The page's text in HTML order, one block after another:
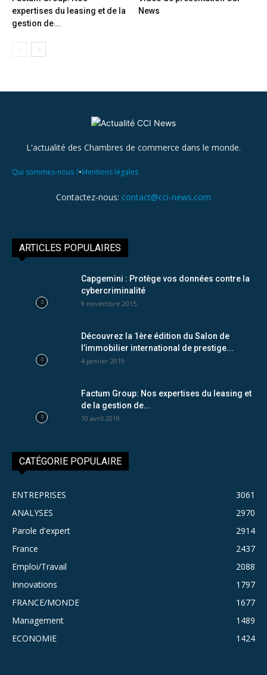
expertises du leasing et de la
gestion de...
News
L'actualité des Chambres de commerce dans le monde.
Qui sommes-nous ?•Mentions légales
Contactez-nous: contact@cci-news.com
ARTICLES POPULAIRES
Capgemini : Protège vos données contre la
cybercriminalité
9 novembre 2015
Découvrez la 1ère édition du Salon de
l’immobilier international de prestige...
4 janvier 2019
Factum Group: Nos expertises du leasing et
de la gestion de...
10 avril 2019
CATÉGORIE POPULAIRE
ENTREPRISES
3061
ANALYSES
2970
Parole d'expert
2914
France
2437
Emploi/Travail
2088
Innovations
1797
FRANCE/MONDE
1677
Management
1489
ECONOMIE
1424